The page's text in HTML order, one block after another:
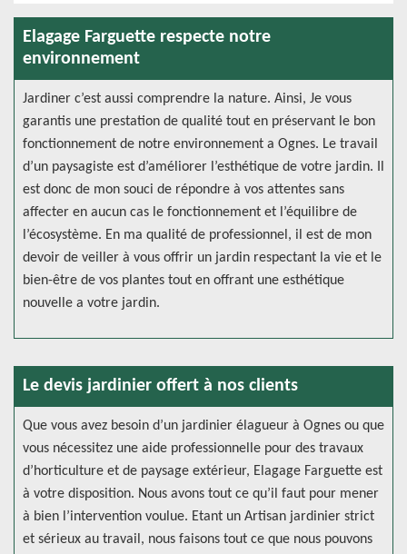
Elagage Farguette respecte notre
environnement
Jardiner c’est aussi comprendre la nature. Ainsi, Je vous
garantis une prestation de qualité tout en préservant le bon
fonctionnement de notre environnement a Ognes. Le travail
d’un paysagiste est d’améliorer l’esthétique de votre jardin. Il
est donc de mon souci de répondre à vos attentes sans
affecter en aucun cas le fonctionnement et l’équilibre de
l’écosystème. En ma qualité de professionnel, il est de mon
devoir de veiller à vous offrir un jardin respectant la vie et le
bien-être de vos plantes tout en offrant une esthétique
nouvelle a votre jardin.
Le devis jardinier offert à nos clients
Que vous avez besoin d’un jardinier élagueur à Ognes ou que
vous nécessitez une aide professionnelle pour des travaux
d’horticulture et de paysage extérieur, Elagage Farguette est
à votre disposition. Nous avons tout ce qu’il faut pour mener
à bien l’intervention voulue. Etant un Artisan jardinier strict
et sérieux au travail, nous faisons tout ce que nous pouvons